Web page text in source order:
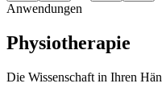
Anwendungen
Physiotherapie
Die Wissenschaft in Ihren